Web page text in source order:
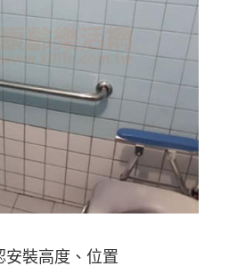
安裝高度、位置